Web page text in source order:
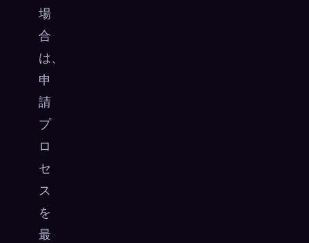
場
合
は、
申
請
プ
ロ
セ
ス
を
最